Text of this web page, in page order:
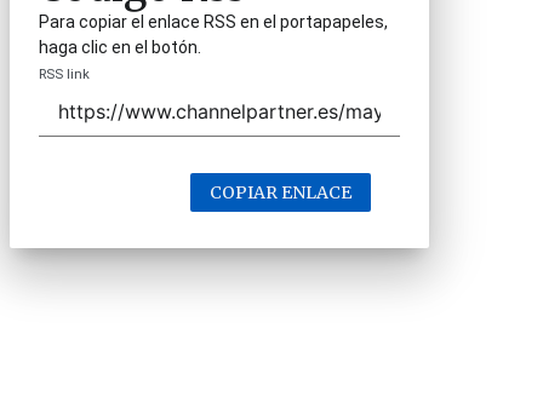
Para copiar el enlace RSS en el portapapeles,
haga clic en el botón.
RSS link
COPIAR ENLACE